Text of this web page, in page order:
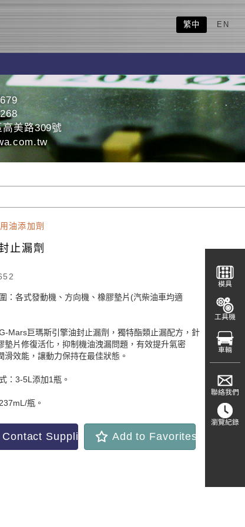
繁中 EN
美路309號
油添加劑
止漏劑
：各式發動機、方向機、橡膠墊片(汽柴油車均適
Mars巨瑪斯引擎油封止漏劑，獨特酯類止漏配方，針
墊片修復活化，抑制機油洩漏問題，有效提升氣密
滑效能，讓動力保持在最佳狀態。
：3-5L添加1瓶。
瓶。
Supplier Add to Favorites
模具
工具機
車輛
聯絡我們
瀏覽紀錄